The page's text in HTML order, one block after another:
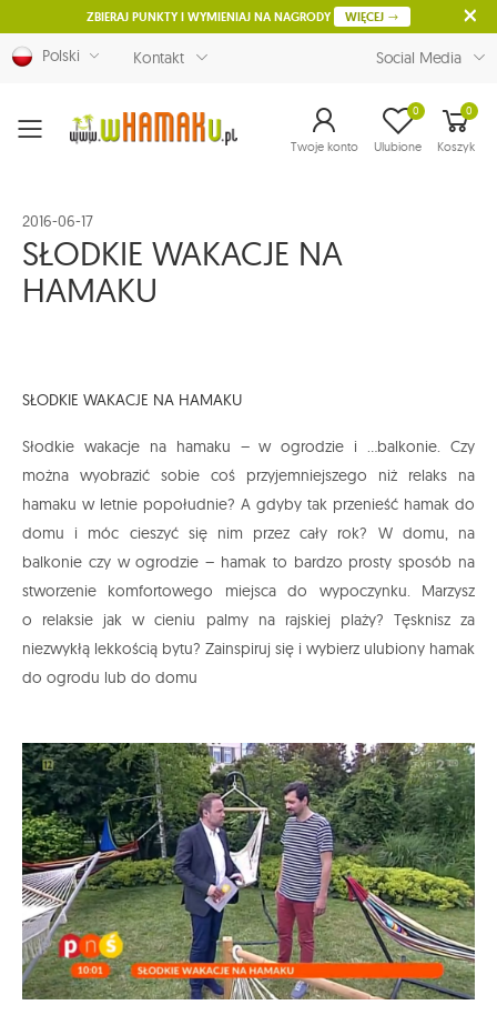
ZBIERAJ PUNKTY I WYMIENIAJ NA NAGRODY WIĘCEJ
Polski Kontakt Social Media
Menu Twoje konto Ulubione
0 0
Koszyk
2016-06-17
SŁODKIE WAKACJE NA
HAMAKU
SŁODKIE WAKACJE NA HAMAKU
Słodkie wakacje na hamaku – w ogrodzie i …balkonie. Czy
można wyobrazić sobie coś przyjemniejszego niż relaks na
hamaku w letnie popołudnie? A gdyby tak przenieść hamak do
domu i móc cieszyć się nim przez cały rok? W domu, na
balkonie czy w ogrodzie – hamak to bardzo prosty sposób na
stworzenie komfortowego miejsca do wypoczynku. Marzysz
o relaksie jak w cieniu palmy na rajskiej plaży? Tęsknisz za
niezwykłą lekkością bytu? Zainspiruj się i wybierz ulubiony hamak
do ogrodu lub do domu